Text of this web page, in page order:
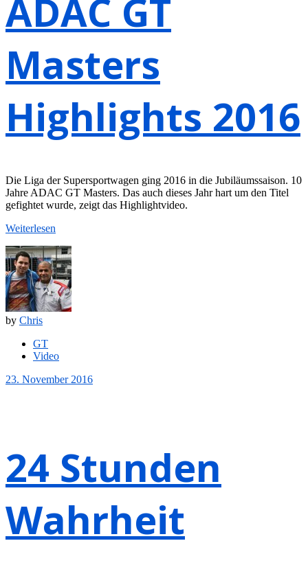
ADAC GT
Masters
Highlights 2016
Die Liga der Supersportwagen ging 2016 in die Jubiläumssaison. 10
Jahre ADAC GT Masters. Das auch dieses Jahr hart um den Titel
gefightet wurde, zeigt das Highlightvideo.
Weiterlesen
by Chris
GT
Video
23. November 2016
24 Stunden
Wahrheit